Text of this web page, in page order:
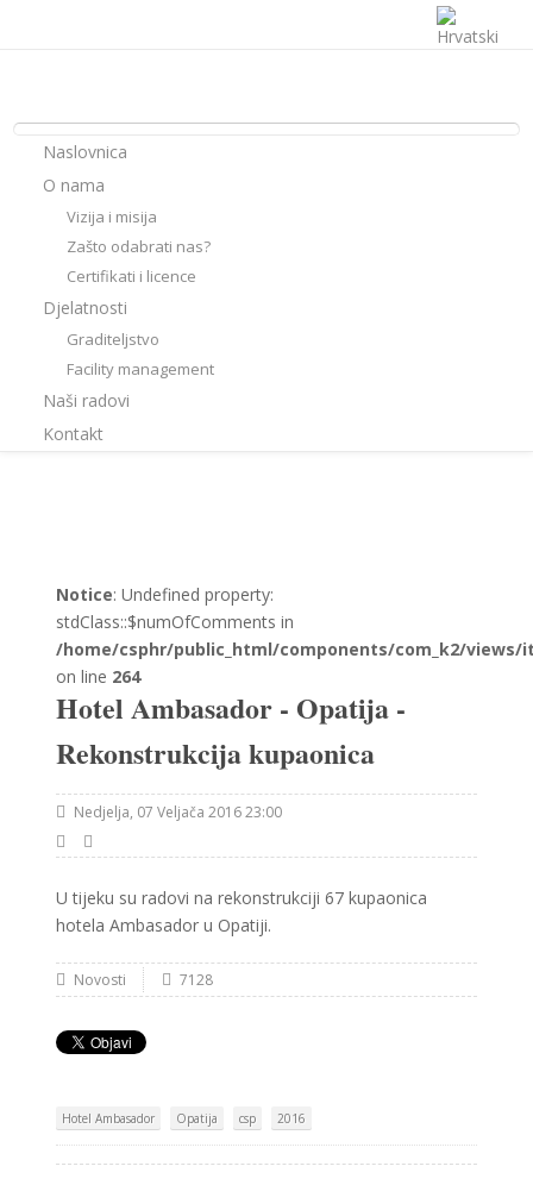
Naslovnica
O nama
Vizija i misija
Zašto odabrati nas?
Certifikati i licence
Djelatnosti
Graditeljstvo
Facility management
Naši radovi
Kontakt
Notice: Undefined property:
stdClass::$numOfComments in
/home/csphr/public_html/components/com_k2/views/
on line 264
Hotel Ambasador - Opatija -
Rekonstrukcija kupaonica
Nedjelja, 07 Veljača 2016 23:00
U tijeku su radovi na rekonstrukciji 67 kupaonica
hotela Ambasador u Opatiji.
Novosti 7128
Hotel Ambasador Opatija csp 2016